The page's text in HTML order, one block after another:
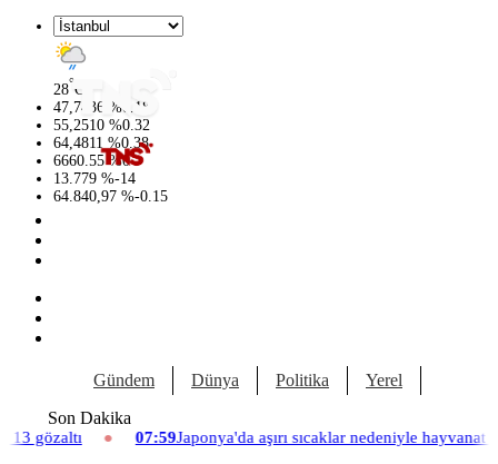
28°C
47,7436 %0.18
55,2510 %0.32
64,4811 %0.38
6660.55 %0
13.779 %-14
64.840,97 %-0.15
Gündem Dünya Politika Yerel
Son Dakika
07:59Japonya'da aşırı sıcaklar nedeniyle hayvanat bahçesinde üç